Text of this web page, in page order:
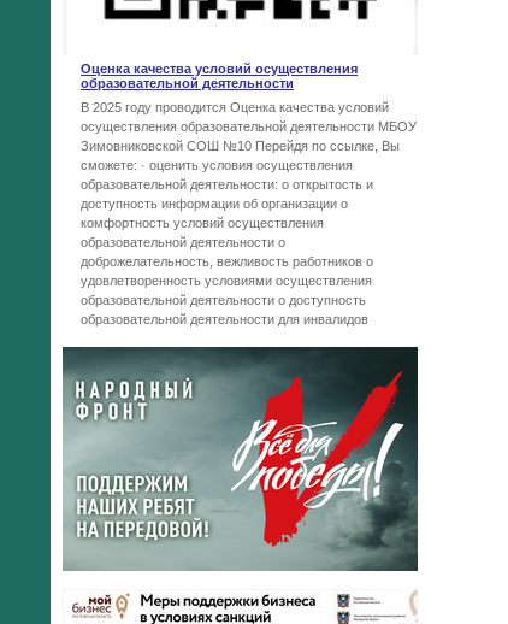
Оценка качества условий осуществления
образовательной деятельности
В 2025 году проводится Оценка качества условий
осуществления образовательной деятельности МБОУ
Зимовниковской СОШ №10 Перейдя по ссылке, Вы
сможете: · оценить условия осуществления
образовательной деятельности: o открытость и
доступность информации об организации o
комфортность условий осуществления
образовательной деятельности o
доброжелательность, вежливость работников o
удовлетворенность условиями осуществления
образовательной деятельности o доступность
образовательной деятельности для инвалидов